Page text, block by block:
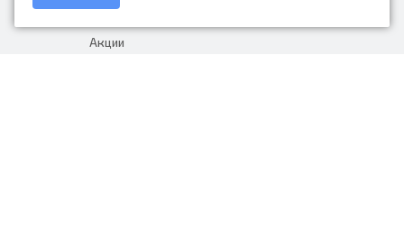
Доставка и оплата
Акции